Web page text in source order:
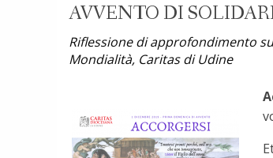
AVVENTO DI
Riflessione di approfondimento
Mondialità, Caritas di Udine